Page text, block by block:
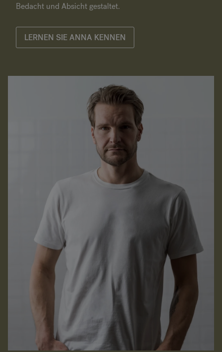
Bedacht und Absicht gestaltet.
LERNEN SIE ANNA KENNEN